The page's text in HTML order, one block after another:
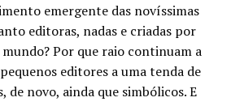
emergente das novíssimas
editoras, nadas e criadas por
Por que raio continuam a
editores a uma tenda de
de novo, ainda que simbólicos. E